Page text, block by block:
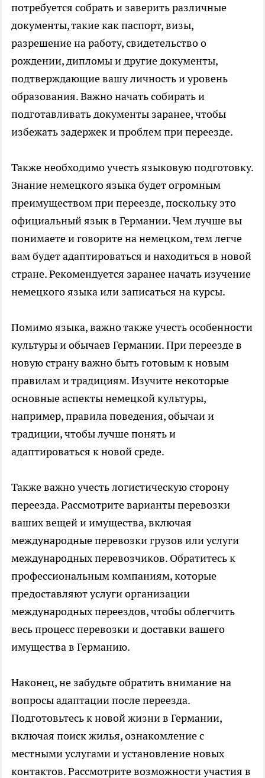
потребуется собрать и заверить различные
документы, такие как паспорт, визы,
разрешение на работу, свидетельство о
рождении, дипломы и другие документы,
подтверждающие вашу личность и уровень
образования. Важно начать собирать и
подготавливать документы заранее, чтобы
избежать задержек и проблем при переезде.
Также необходимо учесть языковую подготовку.
Знание немецкого языка будет огромным
преимуществом при переезде, поскольку это
официальный язык в Германии. Чем лучше вы
понимаете и говорите на немецком, тем легче
вам будет адаптироваться и находиться в новой
стране. Рекомендуется заранее начать изучение
немецкого языка или записаться на курсы.
Помимо языка, важно также учесть особенности
культуры и обычаев Германии. При переезде в
новую страну важно быть готовым к новым
правилам и традициям. Изучите некоторые
основные аспекты немецкой культуры,
например, правила поведения, обычаи и
традиции, чтобы лучше понять и
адаптироваться к новой среде.
Также важно учесть логистическую сторону
переезда. Рассмотрите варианты перевозки
ваших вещей и имущества, включая
международные перевозки грузов или услуги
международных перевозчиков. Обратитесь к
профессиональным компаниям, которые
предоставляют услуги организации
международных переездов, чтобы облегчить
весь процесс перевозки и доставки вашего
имущества в Германию.
Наконец, не забудьте обратить внимание на
вопросы адаптации после переезда.
Подготовьтесь к новой жизни в Германии,
включая поиск жилья, ознакомление с
местными услугами и установление новых
контактов. Рассмотрите возможности участия в